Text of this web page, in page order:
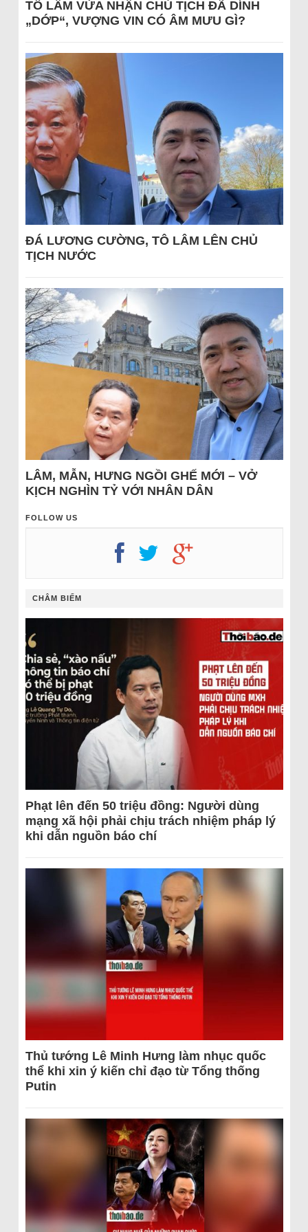
TÔ LÂM VỪA NHẬN CHỦ TỊCH ĐÃ DÍNH
„DỚP“, VƯỢNG VIN CÓ ÂM MƯU GÌ?
ĐÁ LƯƠNG CƯỜNG, TÔ LÂM LÊN CHỦ
TỊCH NƯỚC
LÂM, MẪN, HƯNG NGỒI GHẾ MỚI – VỞ
KỊCH NGHÌN TỶ VỚI NHÂN DÂN
FOLLOW US
CHÂM BIẾM
Phạt lên đến 50 triệu đồng: Người dùng
mạng xã hội phải chịu trách nhiệm pháp lý
khi dẫn nguồn báo chí
Thủ tướng Lê Minh Hưng làm nhục quốc
thể khi xin ý kiến chỉ đạo từ Tổng thống
Putin